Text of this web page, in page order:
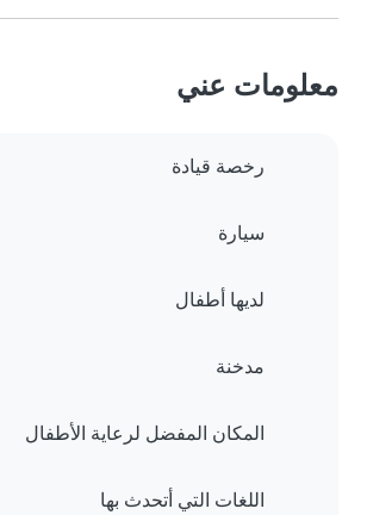
معلومات عني
رخصة قيادة
سيارة
لديها أطفال
مدخنة
المكان المفضل لرعاية الأطفال
اللغات التي أتحدث بها